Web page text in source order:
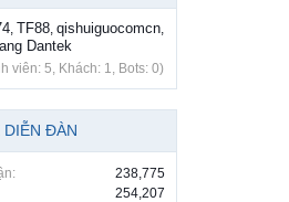
TF88 qishuiguocomcn
Dantek
viên: 5, Khách: 1, Bots: 0)
DIỄN ĐÀN
238,775
254,207